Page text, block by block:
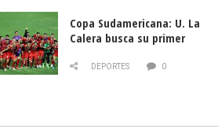
Copa Sudamericana: U. La
Calera busca su primer
DEPORTES 0